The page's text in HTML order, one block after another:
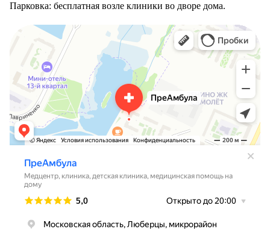
Парковка: бесплатная возле клиники во дворе дома.
Преамбула
Детская поликлиника в Люберцах
Медицинская помощь на дому в Люберцах